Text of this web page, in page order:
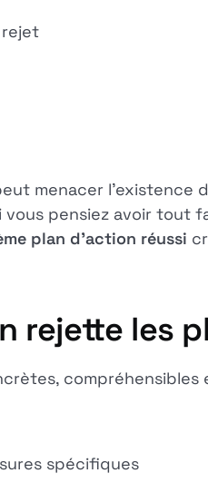
menacer l'existence
pensiez avoir tout
plan d'action réussi
rejette les
compréhensibles
spécifiques